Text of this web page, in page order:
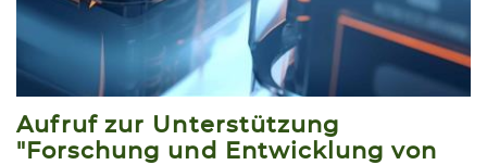
Aufruf zur Unterstützung
"Forschung und Entwicklung von